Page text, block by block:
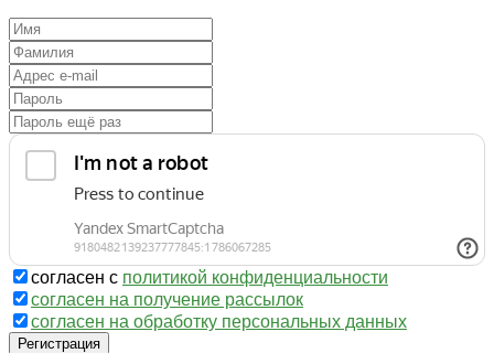
согласен с политикой конфиденциальности
согласен на получение рассылок
согласен на обработку персональных данных
Регистрация